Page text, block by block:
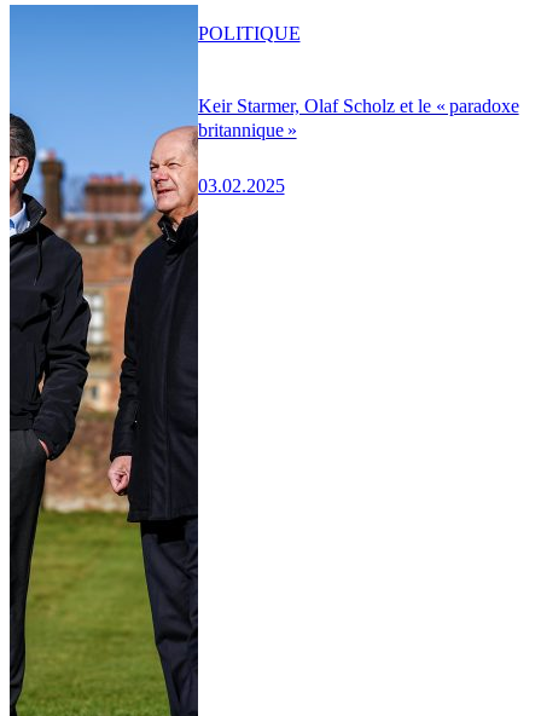
Keir Starmer, Olaf Scholz et le « paradoxe
britannique »
03.02.2025
POLITIQUE